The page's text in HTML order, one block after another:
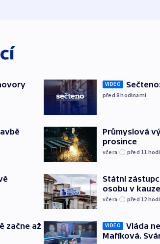
začne až
VIDEO
před 8hodinami
Průmyslová
prosince
včera před 11
Státní
osobu v
včera před 12
VIDEO
Vláda
Maříková.